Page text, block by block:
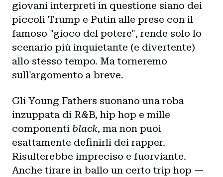
giovani interpreti in questione siano dei
piccoli Trump e Putin alle prese con il
famoso "gioco del potere", rende solo lo
scenario più inquietante (e divertente)
allo stesso tempo. Ma torneremo
sull'argomento a breve.
Gli Young Fathers suonano una roba
inzuppata di R&B, hip hop e mille
componenti black, ma non puoi
esattamente definirli dei rapper.
Risulterebbe impreciso e fuorviante.
Anche tirare in ballo un certo trip hop —